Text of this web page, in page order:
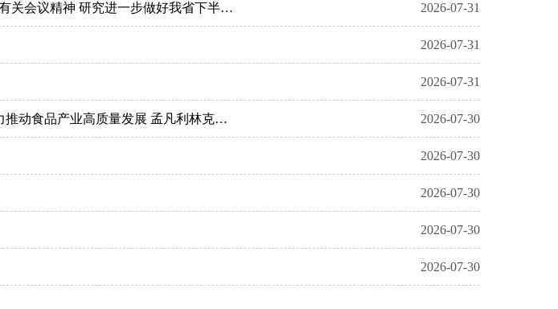
省委常委会召开会议 认真学习贯彻习近平总书记重要讲话重要指示和中央有关会议精神 研究进一步做好我省下半年经济工作和基础教育工作 黄坤明主持会议 2026-07-31
2026-07-31
2026-07-31
粤商·省长面对面协商座谈会召开 锚定高端化智能化绿色化融合化方向 全力推动食品产业高质量发展 孟凡利林克庆出席 2026-07-30
2026-07-30
2026-07-30
2026-07-30
2026-07-30